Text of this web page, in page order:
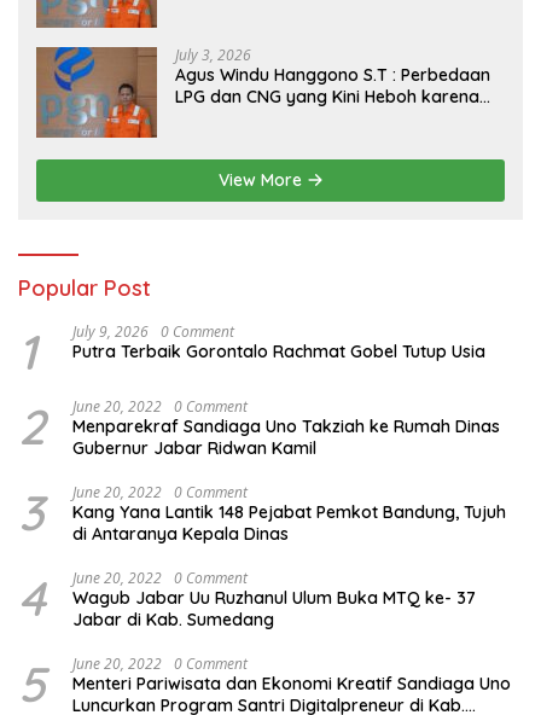
July 3, 2026
Agus Windu Hanggono S.T : Perbedaan
LPG dan CNG yang Kini Heboh karena
View More
Popular Post
1 July 9, 2026 0 Comment
Putra Terbaik Gorontalo Rachmat Gobel Tutup Usia
2 June 20, 2022 0 Comment
Menparekraf Sandiaga Uno Takziah ke Rumah Dinas
Gubernur Jabar Ridwan Kamil
3 June 20, 2022 0 Comment
Kang Yana Lantik 148 Pejabat Pemkot Bandung, Tujuh
di Antaranya Kepala Dinas
4 June 20, 2022 0 Comment
Wagub Jabar Uu Ruzhanul Ulum Buka MTQ ke- 37
Jabar di Kab. Sumedang
5 June 20, 2022 0 Comment
Menteri Pariwisata dan Ekonomi Kreatif Sandiaga Uno
Luncurkan Program Santri Digitalpreneur di Kab.